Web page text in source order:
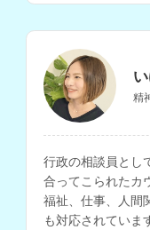
精
行政の相談員とし
合ってこられたカ
福祉、仕事、人間
も対応されていま